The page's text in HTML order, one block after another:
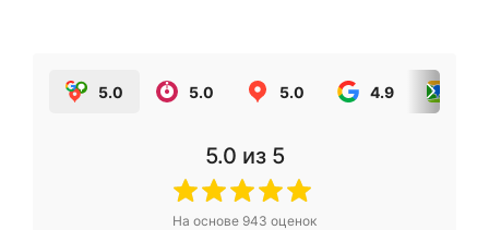
5.0 5.0 5.0 4.9
5.0 из 5
На основе 943 оценок